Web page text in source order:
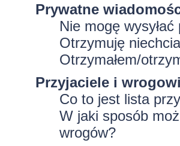
Prywatne
Nie mogę
Otrzymuję
Otrzymałem/
Przyjaciele i
Co to jest lista
W jaki sposób
wrogów?